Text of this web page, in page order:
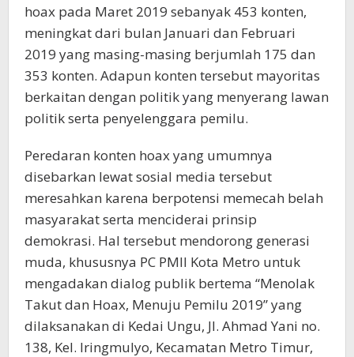
hoax pada Maret 2019 sebanyak 453 konten,
meningkat dari bulan Januari dan Februari
2019 yang masing-masing berjumlah 175 dan
353 konten. Adapun konten tersebut mayoritas
berkaitan dengan politik yang menyerang lawan
politik serta penyelenggara pemilu.
Peredaran konten hoax yang umumnya
disebarkan lewat sosial media tersebut
meresahkan karena berpotensi memecah belah
masyarakat serta menciderai prinsip
demokrasi. Hal tersebut mendorong generasi
muda, khususnya PC PMII Kota Metro untuk
mengadakan dialog publik bertema “Menolak
Takut dan Hoax, Menuju Pemilu 2019” yang
dilaksanakan di Kedai Ungu, Jl. Ahmad Yani no.
138, Kel. Iringmulyo, Kecamatan Metro Timur,